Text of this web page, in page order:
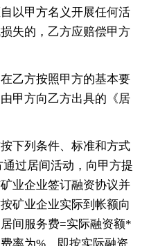
以甲方名义开展任何活
失的，乙方应赔偿甲方
乙方按照甲方的基本要
甲方向乙方出具的《居
下列条件、标准和方式
过居间活动，向甲方提
业企业签订融资协议并
矿业企业实际到帐额向
间服务费=实际融资额*
率为%，即按实际融资